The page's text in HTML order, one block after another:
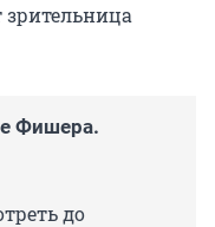
зрительница
Фишера.
до